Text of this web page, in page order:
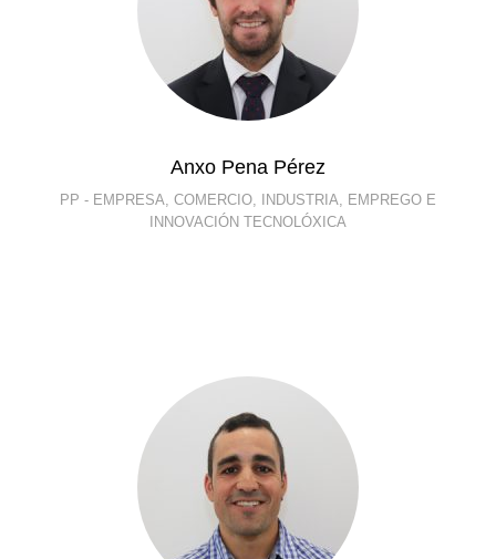
Anxo Pena Pérez
PP - EMPRESA, COMERCIO, INDUSTRIA, EMPREGO E
INNOVACIÓN TECNOLÓXICA